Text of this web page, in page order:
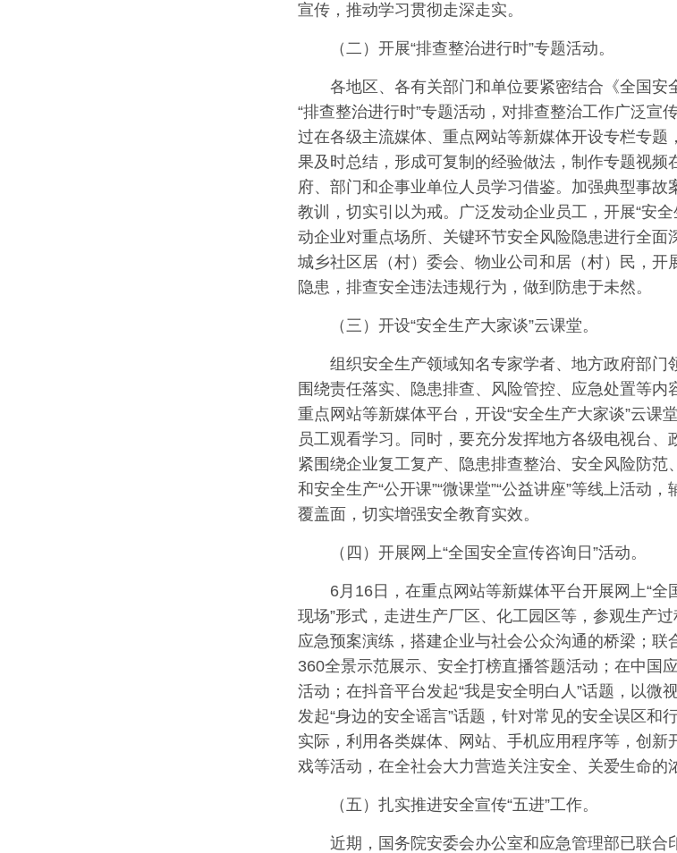
宣传，推动学习贯彻走深走实。
（二）开展“排查整治进行时”专题活动。
各地区、各有关部门和单位要紧密结合《全国
“排查整治进行时”专题活动，对排查整治工作广泛
过在各级主流媒体、重点网站等新媒体开设专栏专
果及时总结，形成可复制的经验做法，制作专题视
府、部门和企事业单位人员学习借鉴。加强典型事
教训，切实引以为戒。广泛发动企业员工，开展“安
动企业对重点场所、关键环节安全风险隐患进行全
城乡社区居（村）委会、物业公司和居（村）民，开
隐患，排查安全违法违规行为，做到防患于未然。
（三）开设“安全生产大家谈”云课堂。
组织安全生产领域知名专家学者、地方政府部门
围绕责任落实、隐患排查、风险管控、应急处置等
重点网站等新媒体平台，开设“安全生产大家谈”云
员工观看学习。同时，要充分发挥地方各级电视台
紧围绕企业复工复产、隐患排查整治、安全风险防
和安全生产“公开课”“微课堂”“公益讲座”等线上活动
覆盖面，切实增强安全教育实效。
（四）开展网上“全国安全宣传咨询日”活动。
6月16日，在重点网站等新媒体平台开展网上“
现场”形式，走进生产厂区、化工园区等，参观生产
应急预案演练，搭建企业与社会公众沟通的桥梁；联
360全景示范展示、安全打榜直播答题活动；在中国
活动；在抖音平台发起“我是安全明白人”话题，以
发起“身边的安全谣言”话题，针对常见的安全误区
实际，利用各类媒体、网站、手机应用程序等，创
戏等活动，在全社会大力营造关注安全、关爱生命的
（五）扎实推进安全宣传“五进”工作。
近期，国务院安委会办公室和应急管理部已联合